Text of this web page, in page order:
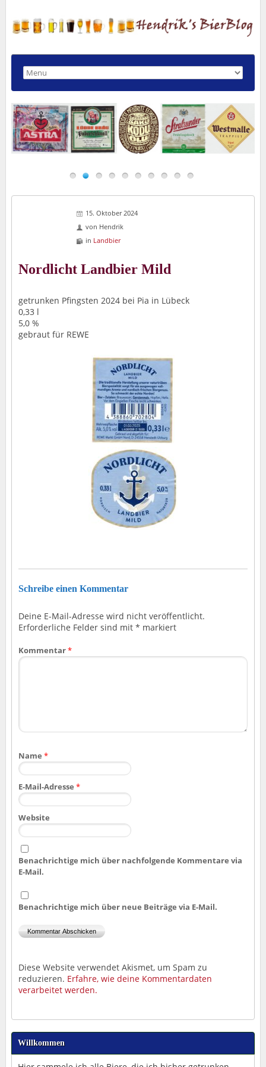
15. Oktober 2024
von Hendrik
in Landbier
Nordlicht Landbier Mild
getrunken Pfingsten 2024 bei Pia in Lübeck
0,33 l
5,0 %
gebraut für REWE
Schreibe einen Kommentar
Deine E-Mail-Adresse wird nicht veröffentlicht.
Erforderliche Felder sind mit * markiert
Kommentar*
Name *
E-Mail-Adresse *
Website
Benachrichtige mich über nachfolgende Kommentare via
E-Mail.
Benachrichtige mich über neue Beiträge via E-Mail.
Diese Website verwendet Akismet, um Spam zu
reduzieren. Erfahre, wie deine Kommentardaten
verarbeitet werden.
Willkommen